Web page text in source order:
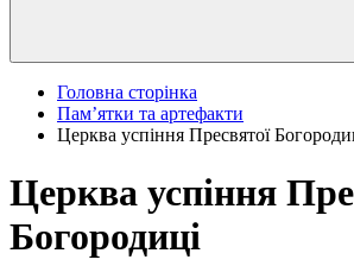
Головна сторінка
Пам’ятки та артефакти
Церква успіння Пресвятої
Церква успіння
Богородиці